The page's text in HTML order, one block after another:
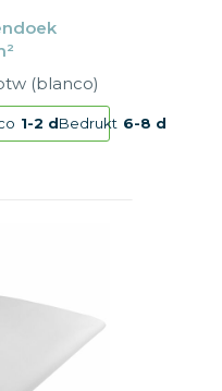
(blanco)
1-2 dBedrukt 6-8 d